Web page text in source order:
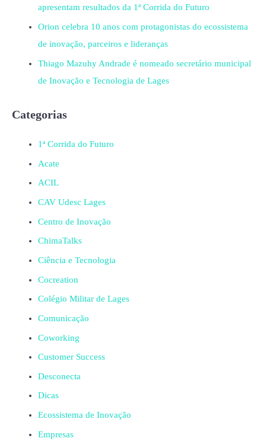
apresentam resultados da 1ª Corrida do Futuro
Orion celebra 10 anos com protagonistas do ecossistema
de inovação, parceiros e lideranças
Thiago Mazuhy Andrade é nomeado secretário municipal
de Inovação e Tecnologia de Lages
Categorias
1ª Corrida do Futuro
Acate
ACIL
CAV Udesc Lages
Centro de Inovação
ChimaTalks
Ciência e Tecnologia
Cocreation
Colégio Militar de Lages
Comunicação
Coworking
Customer Success
Desconecta
Dicas
Ecossistema de Inovação
Empresas